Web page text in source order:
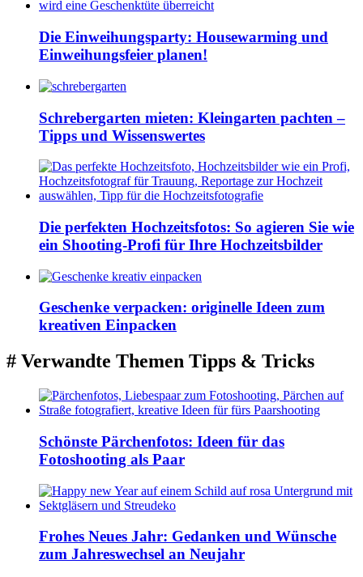
Die Einweihungsparty: Housewarming und
Einweihungsfeier planen!
Schrebergarten mieten: Kleingarten pachten –
Tipps und Wissenswertes
Die perfekten Hochzeitsfotos: So agieren Sie wie
ein Shooting-Profi für Ihre Hochzeitsbilder
Geschenke verpacken: originelle Ideen zum
kreativen Einpacken
# Verwandte Themen Tipps & Tricks
Schönste Pärchenfotos: Ideen für das
Fotoshooting als Paar
Frohes Neues Jahr: Gedanken und Wünsche
zum Jahreswechsel an Neujahr